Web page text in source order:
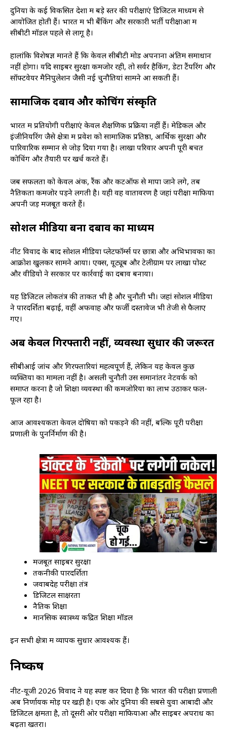
दुनिया के कई विकसित देशों में बड़े स्तर की परीक्षाएं डिजिटल माध्यम से
आयोजित होती हैं। भारत में भी बैंकिंग और सरकारी भर्ती परीक्षाओं में
सीबीटी मॉडल पहले से लागू है।
हालांकि विशेषज्ञ मानते हैं कि केवल सीबीटी मोड अपनाना अंतिम समाधान
नहीं होगा। यदि साइबर सुरक्षा कमजोर रही, तो सर्वर हैकिंग, डेटा टैंपरिंग और
सॉफ्टवेयर मैनिपुलेशन जैसी नई चुनौतियां सामने आ सकती हैं।
सामाजिक दबाव और कोचिंग संस्कृति
भारत में प्रतियोगी परीक्षाएं केवल शैक्षणिक प्रक्रिया नहीं हैं। मेडिकल और
इंजीनियरिंग जैसे क्षेत्रों में प्रवेश को सामाजिक प्रतिष्ठा, आर्थिक सुरक्षा और
पारिवारिक सम्मान से जोड़ दिया गया है। लाखों परिवार अपनी पूरी बचत
कोचिंग और तैयारी पर खर्च करते हैं।
जब सफलता को केवल अंक, रैंक और कटऑफ से मापा जाने लगे, तब
नैतिकता कमजोर पड़ने लगती है। यही वह वातावरण है जहां परीक्षा माफिया
अपनी जड़ें मजबूत करते हैं।
सोशल मीडिया बना दबाव का माध्यम
नीट विवाद के बाद सोशल मीडिया प्लेटफॉर्म्स पर छात्रों और अभिभावकों का
आक्रोश खुलकर सामने आया। एक्स, यूट्यूब और टेलीग्राम पर लाखों पोस्ट
और वीडियो ने सरकार पर कार्रवाई का दबाव बनाया।
यह डिजिटल लोकतंत्र की ताकत भी है और चुनौती भी। जहां सोशल मीडिया
ने पारदर्शिता बढ़ाई, वहीं अफवाहें और फर्जी दस्तावेज भी तेजी से फैलाए
गए।
अब केवल गिरफ्तारी नहीं, व्यवस्था सुधार की जरूरत
सीबीआई जांच और गिरफ्तारियां महत्वपूर्ण हैं, लेकिन यह केवल कुछ
व्यक्तियों का मामला नहीं है। असली चुनौती उस समानांतर नेटवर्क को
समाप्त करना है जो शिक्षा व्यवस्था की कमजोरियों का लाभ उठाकर फल-
फूल रहा है।
आज आवश्यकता केवल दोषियों को पकड़ने की नहीं, बल्कि पूरी परीक्षा
प्रणाली के पुनर्निर्माण की है।
मजबूत साइबर सुरक्षा
तकनीकी पारदर्शिता
जवाबदेह परीक्षा तंत्र
डिजिटल साक्षरता
नैतिक शिक्षा
मानसिक स्वास्थ्य केंद्रित शिक्षा मॉडल
इन सभी क्षेत्रों में व्यापक सुधार आवश्यक हैं।
निष्कर्ष
नीट-यूजी 2026 विवाद ने यह स्पष्ट कर दिया है कि भारत की परीक्षा प्रणाली
अब निर्णायक मोड़ पर खड़ी है। एक ओर दुनिया की सबसे युवा आबादी और
डिजिटल क्षमता है, तो दूसरी ओर परीक्षा माफियाओं और साइबर अपराध का
बढ़ता खतरा।